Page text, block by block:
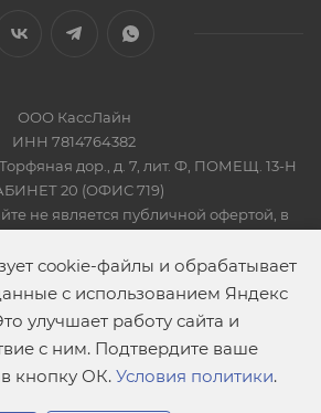
ООО КассЛайн
ИНН 7814764382
Торфяная дор., д. 7, лит. Ф, ПОМЕЩ. 13-Н
20 (ОФИС 719)
не является публичной офертой, в
2026 © КАССЛАЙН
cookie-файлы и обрабатывает
с использованием Яндекс
улучшает работу сайта и
с ним. Подтвердите ваше
кнопку ОК. Условия политики.